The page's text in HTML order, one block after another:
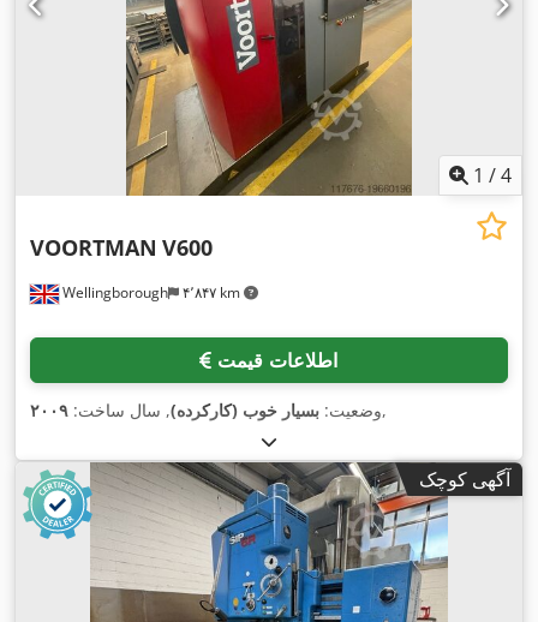
1 /4
Wellingborough ۴٬۸۴۷ km
VOORTMAN V600
اطلاعات قیمت
وضعیت: بسیار خوب (کارکرده), سال ساخت: ۲۰۰۹ ,
آگهی کوچک